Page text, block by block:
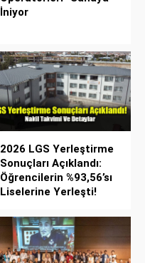
İniyor
2026 LGS Yerleştirme
Sonuçları Açıklandı:
Öğrencilerin %93,56’sı
Liselerine Yerleşti!